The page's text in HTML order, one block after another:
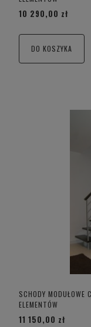
10 290,00 zł
DO KOSZYKA
SCHODY
ELEMENTÓW
11 150,00 zł